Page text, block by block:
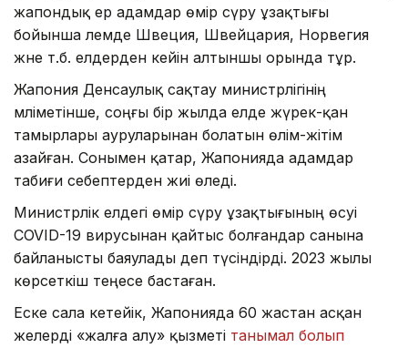
жапондық ер адамдар өмір сүру ұзақтығы
бойынша әлемде Швеция, Швейцария, Норвегия
және т.б. елдерден кейін алтыншы орында тұр.
Жапония Денсаулық сақтау министрлігінің
мәліметінше, соңғы бір жылда елде жүрек-қан
тамырлары ауруларынан болатын өлім-жітім
азайған. Сонымен қатар, Жапонияда адамдар
табиғи себептерден жиі өледі.
Министрлік елдегі өмір сүру ұзақтығының өсуі
COVID-19 вирусынан қайтыс болғандар санына
байланысты баяулады деп түсіндірді. 2023 жылы
көрсеткіш теңесе бастаған.
Еске сала кетейік, Жапонияда 60 жастан асқан
әжелерді «жалға алу» қызметі танымал болып